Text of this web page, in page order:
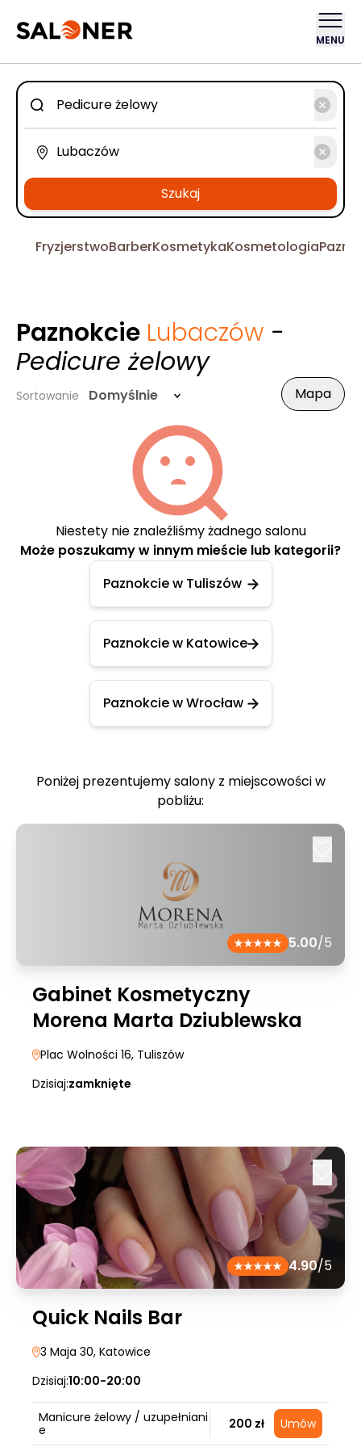
MENU
Szukaj
FryzjerstwoBarberKosmetykaKosmetologia
Paznokcie Lubaczów -
Pedicure żelowy
Sortowanie Domyślnie Mapa
Niestety nie znaleźliśmy żadnego salonu
Może poszukamy w innym mieście lub kategorii?
Paznokcie w Tuliszów
Paznokcie w Katowice
Paznokcie w Wrocław
Poniżej prezentujemy salony z miejscowości w
pobliżu:
5.00/5
Gabinet Kosmetyczny
Morena Marta Dziublewska
Plac Wolności 16, Tuliszów
Dzisiaj:zamknięte
4.90/5
Quick Nails Bar
3 Maja 30, Katowice
Dzisiaj:10:00-20:00
Manicure żelowy / uzupełniani
e
200 zł Umów